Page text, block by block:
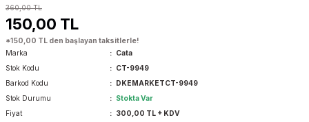
360,00 TL
150,00 TL
*150,00 TL den başlayan taksitlerle!
Marka
Cata
Stok Kodu
CT-9949
Barkod Kodu
DKEMARKETCT-9949
Stok Durumu
Stokta Var
Fiyat
300,00 TL + KDV